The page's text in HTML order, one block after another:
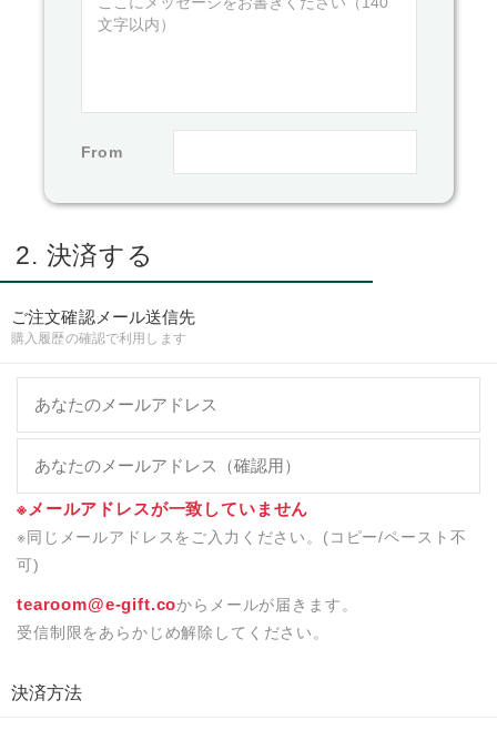
From
2. 決済する
ご注文確認メール送信先
購入履歴の確認で利用します
※メールアドレスが一致していません
※同じメールアドレスをご入力ください。(コピー/ペースト不
可)
tearoom@e-gift.coからメールが届きます。
受信制限をあらかじめ解除してください。
決済方法